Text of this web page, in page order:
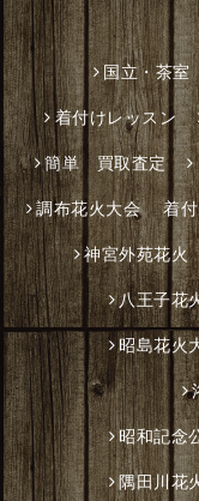
国立・茶
着付けレッスン
簡単 買取査定
調布花火大会 着付
神宮外苑
八王子
昭島
昭和記
隅田川